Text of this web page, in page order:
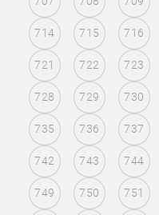
714 715 716
721 722 723
728 729 730
735 736 737
742 743 744
749 750 751